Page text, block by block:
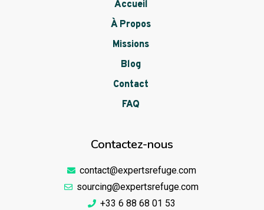
Accueil
À Propos
Missions
Blog
Contact
FAQ
Contactez-nous
contact@expertsrefuge.com
sourcing@expertsrefuge.com
+33 6 88 68 01 53